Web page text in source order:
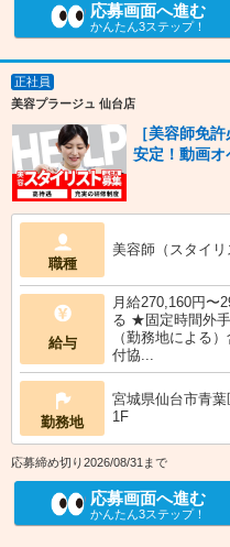
応募画面へ進む
かんたん3ステップ！
正社員
美容プラージュ 仙台店
［美容師免
安定！動画オ
職種
美容師（スタイリ
給与
月給270,160円〜
る ★固定時間外
（勤務地による
付協...
勤務地
宮城県仙台市青
1F
応募締め切り2026/08/31まで
応募画面へ進む
かんたん3ステップ！